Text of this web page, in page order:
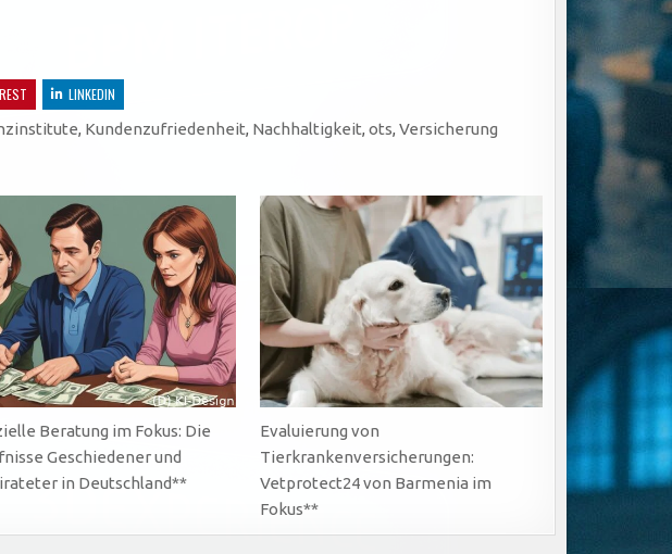
LINKEDIN
, Kundenzufriedenheit, Nachhaltigkeit, ots, Versicherung
Beratung im Fokus: Die
Geschiedener und
in Deutschland**
Evaluierung von
Tierkrankenversicherungen:
Vetprotect24 von Barmenia im
Fokus**